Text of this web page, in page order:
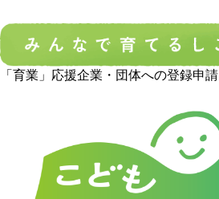
「育業」応援企業・団体への登録申請